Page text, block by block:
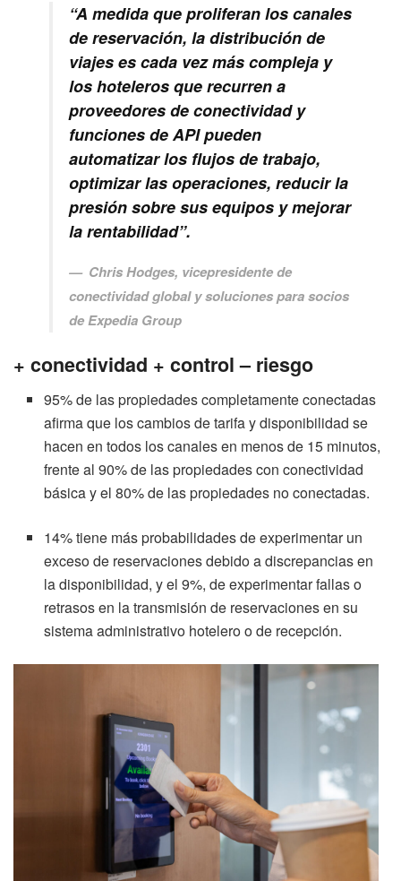
“A medida que proliferan los canales
de reservación, la distribución de
viajes es cada vez más compleja y
los hoteleros que recurren a
proveedores de conectividad y
funciones de API pueden
automatizar los flujos de trabajo,
optimizar las operaciones, reducir la
presión sobre sus equipos y mejorar
la rentabilidad”.
Chris Hodges, vicepresidente de
conectividad global y soluciones para socios
de Expedia Group
+ conectividad + control – riesgo
95% de las propiedades completamente conectadas
afirma que los cambios de tarifa y disponibilidad se
hacen en todos los canales en menos de 15 minutos,
frente al 90% de las propiedades con conectividad
básica y el 80% de las propiedades no conectadas.
14% tiene más probabilidades de experimentar un
exceso de reservaciones debido a discrepancias en
la disponibilidad, y el 9%, de experimentar fallas o
retrasos en la transmisión de reservaciones en su
sistema administrativo hotelero o de recepción.